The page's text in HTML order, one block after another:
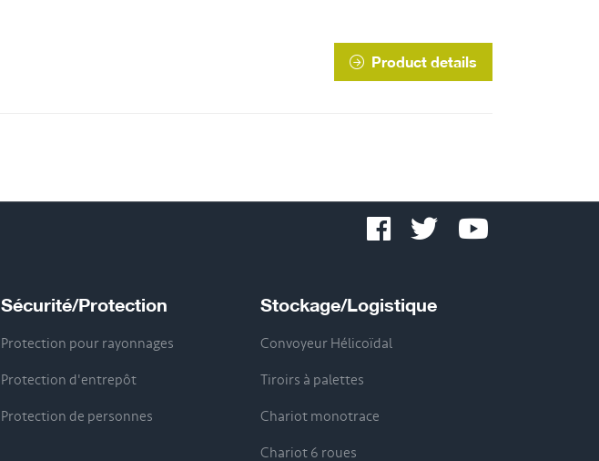
Product details
Sécurité/Protection
Protection pour rayonnages
Protection d'entrepôt
Protection de personnes
Stockage/Logistique
Convoyeur Hélicoïdal
Tiroirs à palettes
Chariot monotrace
Chariot 6 roues